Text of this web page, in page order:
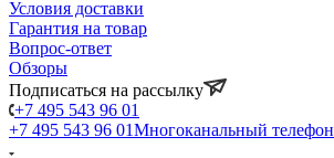
Условия доставки
Гарантия на товар
Вопрос-ответ
Обзоры
Подписаться на рассылку
+7 495 543 96 01
+7 495 543 96 01Многоканальный телефон